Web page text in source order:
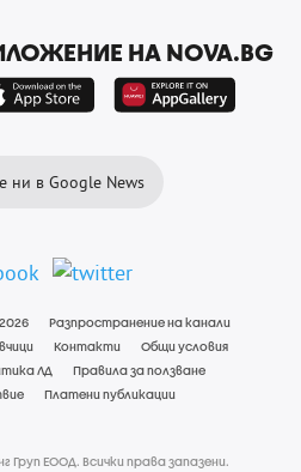
НА NOVA.BG
ни в Google News
Разпространение на канали
Контакти
Общи условия
ЛД
Правила за ползване
Платени публикации
Груп ЕООД. Всички права запазени.